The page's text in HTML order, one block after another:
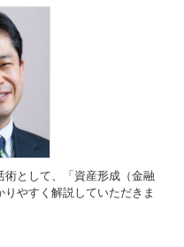
術として、「資産形成（金融
やすく解説していただきま